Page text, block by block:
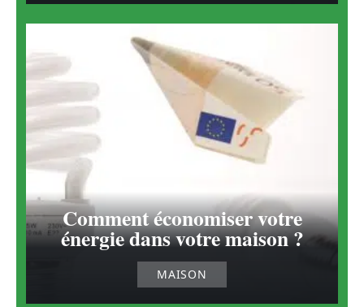
Comment économiser votre
énergie dans votre maison ?
MAISON